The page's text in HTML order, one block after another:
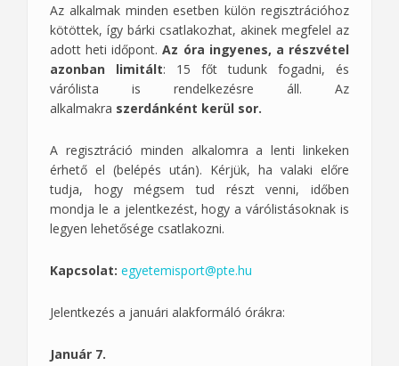
Az alkalmak minden esetben külön regisztrációhoz
kötöttek, így bárki csatlakozhat, akinek megfelel az
adott heti időpont.Az óra ingyenes, a részvétel
azonban limitált: 15 főt tudunk fogadni, és
várólista is rendelkezésre áll. Az
alkalmakra szerdánként kerül sor.
A regisztráció minden alkalomra a lenti linkeken
érhető el (belépés után). Kérjük, ha valaki előre
tudja, hogy mégsem tud részt venni, időben
mondja le a jelentkezést, hogy a várólistásoknak is
legyen lehetősége csatlakozni.
Kapcsolat: egyetemisport@pte.hu
Jelentkezés a januári alakformáló órákra:
Január 7.